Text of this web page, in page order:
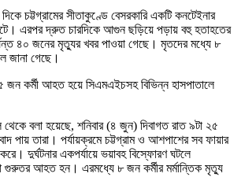
চট্টগ্রামের সীতাকুণ্ডে বেসরকারি একটি কনটেইনার
এরপর দ্রুত চারদিকে আগুন ছড়িয়ে পড়ায় বহু হতাহতের
৪০ জনের মৃত্যুর খবর পাওয়া গেছে। মৃতদের মধ্যে ৮
জানা গেছে।
জন কর্মী আহত হয়ে সিএমএইচসহ বিভিন্ন হাসপাতালে
থেকে বলা হয়েছে, শনিবার (৪ জুন) দিবাগত রাত ৯টা ২৫
পায় তারা। পর্যায়ক্রমে চট্টগ্রাম ও আশপাশের সব ফায়ার
দুর্ঘটনার একপর্যায়ে ভয়াবহ বিস্ফোরণ ঘটলে
গুরুতর আহত হন। এরমধ্যে ৮ জন কর্মীর মর্মান্তিক মৃত্যু